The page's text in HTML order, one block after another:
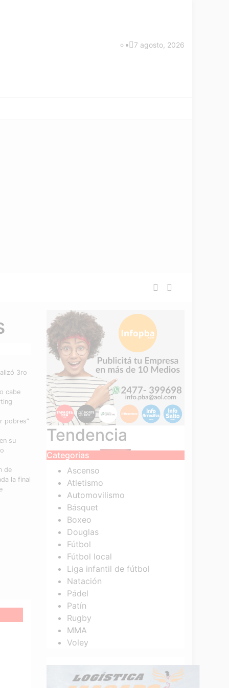
7 agosto, 2026
3ro
cabe
pobres”
su
de
la final
Tendencia
Categorias
Ascenso
Atletismo
Automovilismo
Básquet
Boxeo
Douglas
Fútbol
Fútbol local
Liga infantil de fútbol
Natación
Pádel
Patín
Rugby
MMA
Voley